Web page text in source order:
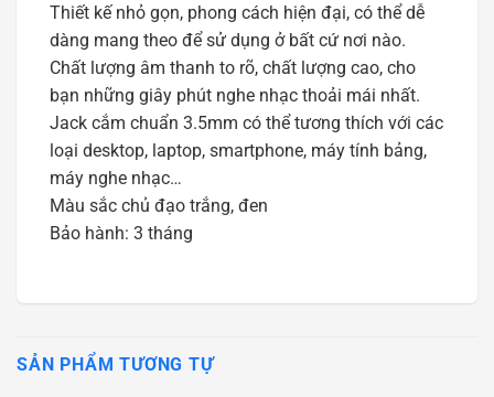
Thiết kế nhỏ gọn, phong cách hiện đại, có thể dễ
dàng mang theo để sử dụng ở bất cứ nơi nào.
Chất lượng âm thanh to rõ, chất lượng cao, cho
bạn những giây phút nghe nhạc thoải mái nhất.
Jack cắm chuẩn 3.5mm có thể tương thích với các
loại desktop, laptop, smartphone, máy tính bảng,
máy nghe nhạc…
Màu sắc chủ đạo trắng, đen
Bảo hành: 3 tháng
SẢN PHẨM TƯƠNG TỰ